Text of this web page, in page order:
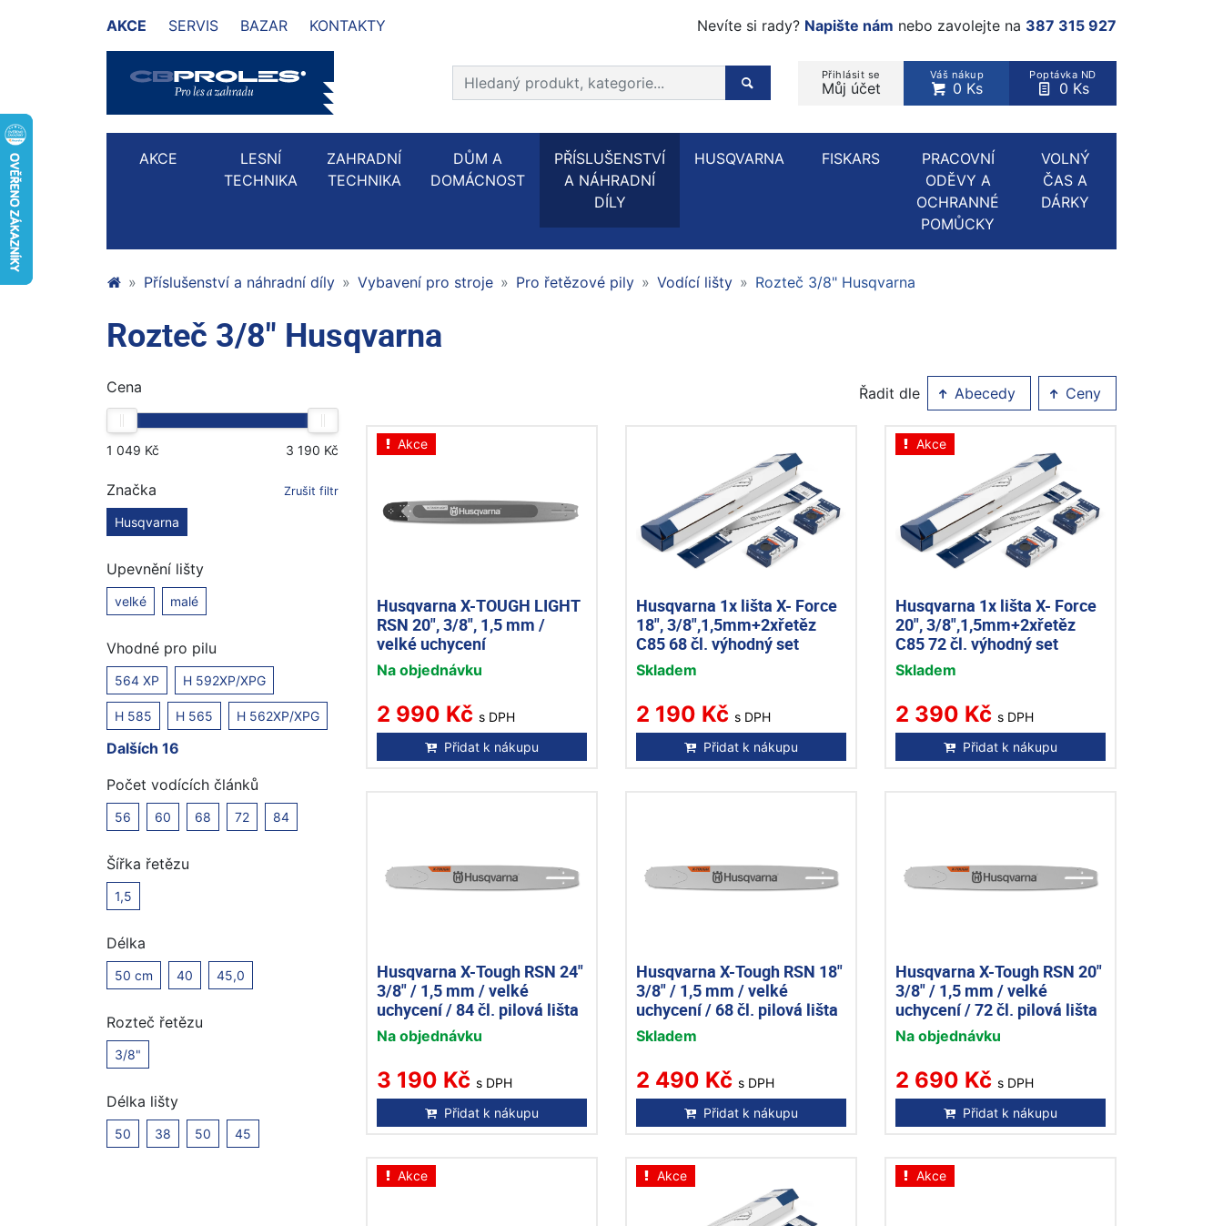
AKCE SERVIS BAZAR KONTAKTY Nevíte si rady? Napište nám nebo zavolejte na 387 315 927
Přihlásit se
Můj účet
Váš nákup
0 Ks
Poptávka ND
0 Ks
Prohledat web
Hledaný produkt, kategorie...
AKCE
LESNÍ
TECHNIKA
ZAHRADNÍ
TECHNIKA
DŮM A
DOMÁCNOST
PŘÍSLUŠENSTVÍ
A NÁHRADNÍ
DÍLY
HUSQVARNA FISKARS
PRACOVNÍ
ODĚVY A
OCHRANNÉ
POMŮCKY
VOLNÝ
ČAS A
DÁRKY
Příslušenství a náhradní díly Vybavení pro stroje Pro řetězové pily Vodící lišty Rozteč 3/8" Husqvarna
Rozteč 3/8" Husqvarna
Cena
Značka Zrušit filtr
Husqvarna
Upevnění lišty
velké malé
Vhodné pro pilu
564 XP H 592XP/XPG
H 585 H 565 H 562XP/XPG
Dalších 16
Počet vodících článků
56 60 68 72 84
Šířka řetězu
1,5
Délka
50 cm 40 45,0
Rozteč řetězu
3/8"
Délka lišty
50 38 50 45
Řadit dle Abecedy Ceny
Akce
Husqvarna X-TOUGH LIGHT
RSN 20", 3/8", 1,5 mm /
velké uchycení
Na objednávku
2 990 Kč s DPH
Přidat k nákupu
Husqvarna 1x lišta X- Force
18", 3/8",1,5mm+2xřetěz
C85 68 čl. výhodný set
Skladem
2 190 Kč s DPH
Přidat k nákupu
Akce
Husqvarna 1x lišta X- Force
20", 3/8",1,5mm+2xřetěz
C85 72 čl. výhodný set
Skladem
2 390 Kč s DPH
Přidat k nákupu
Husqvarna X-Tough RSN 24"
3/8" / 1,5 mm / velké
uchycení / 84 čl. pilová lišta
Na objednávku
3 190 Kč s DPH
Přidat k nákupu
Husqvarna X-Tough RSN 18"
3/8" / 1,5 mm / velké
uchycení / 68 čl. pilová lišta
Skladem
2 490 Kč s DPH
Přidat k nákupu
Husqvarna X-Tough RSN 20"
3/8" / 1,5 mm / velké
uchycení / 72 čl. pilová lišta
Na objednávku
2 690 Kč s DPH
Přidat k nákupu
Akce Akce Akce